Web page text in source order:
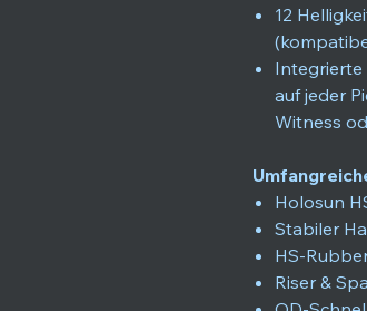
12
Integrierte
auf jeder
Witness
Holosun
Stabiler
HS-
Riser &